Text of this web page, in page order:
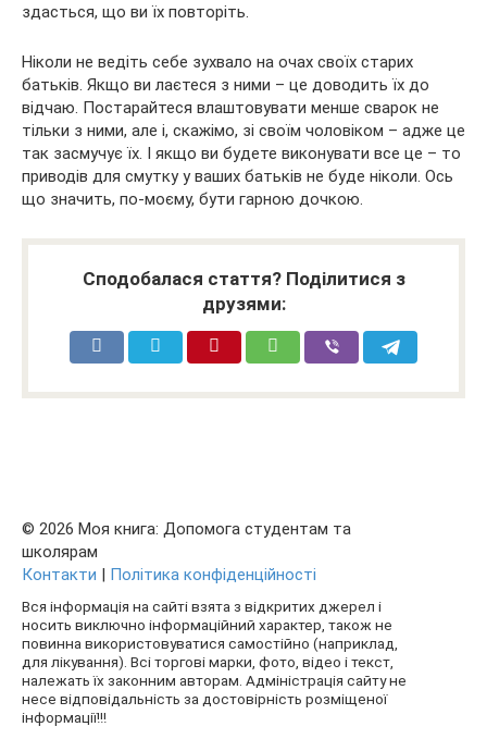
здасться, що ви їх повторіть.
Ніколи не ведіть себе зухвало на очах своїх старих
батьків. Якщо ви лаєтеся з ними – це доводить їх до
відчаю. Постарайтеся влаштовувати менше сварок не
тільки з ними, але і, скажімо, зі своїм чоловіком – адже це
так засмучує їх. І якщо ви будете виконувати все це – то
приводів для смутку у ваших батьків не буде ніколи. Ось
що значить, по-моєму, бути гарною дочкою.
Сподобалася стаття? Поділитися з
друзями:
© 2026 Моя книга: Допомога студентам та
школярам
Контакти | Політика конфіденційності
Вся інформація на сайті взята з відкритих джерел і
носить виключно інформаційний характер, також не
повинна використовуватися самостійно (наприклад,
для лікування). Всі торгові марки, фото, відео і текст,
належать їх законним авторам. Адміністрація сайту не
несе відповідальність за достовірність розміщеної
інформації!!!